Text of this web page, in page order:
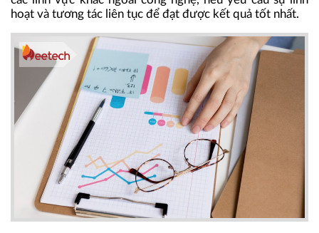
hoạt và tương tác liên tục để đạt được kết quả tốt nhất.